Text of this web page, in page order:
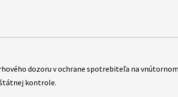
dozoru v ochrane spotrebiteľa na
štátnej kontrole.